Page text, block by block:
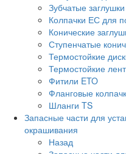
Зубчатые
Колпачки ЕС для
Конические
Ступенчатые
Термостойкие
Термостойкие
Фитили ETO
Фланговые
Шланги TS
Запасные части для
окрашивания
Назад